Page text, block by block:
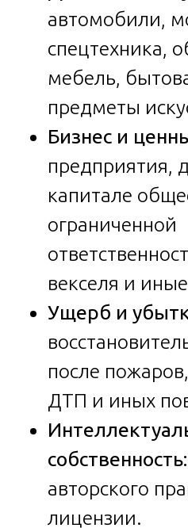
автомобили,
спецтехника,
мебель,
предметы
Бизнес и
предприятия,
капитале
ограниченной
векселя и
Ущерб и
после
ДТП и иных
собственность:
авторского
лицензии.